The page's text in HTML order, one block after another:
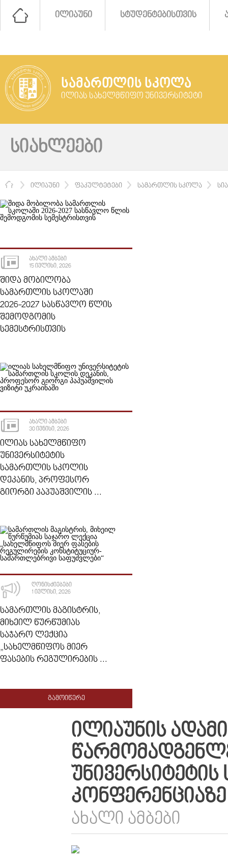
ᲘᲚᲘᲐᲣᲜᲘ ᲡᲢᲣᲓᲔᲜᲢᲔᲑᲘᲡᲗᲕᲘᲡ
ᲡᲐᲛᲐᲠᲗᲚᲘᲡ ᲡᲙᲝᲚᲐ
ᲘᲚᲘᲐᲡ ᲡᲐᲮᲔᲚᲛᲬᲘᲤᲝ ᲣᲜᲘᲕᲔᲠᲡᲘᲢᲔᲢᲘ
ᲡᲘᲐᲮᲚᲔᲔᲑᲘ
ᲛᲗᲐᲕᲐᲠᲘ
ᲘᲚᲘᲐᲣᲜᲘ ᲤᲐᲙᲣᲚᲢᲔᲢᲔᲑᲘ ᲡᲐᲛᲐᲠᲗᲚᲘᲡ ᲡᲙᲝᲚᲐ
ᲐᲮᲐᲚᲘ ᲐᲛᲑᲔᲑᲘ
15 ᲘᲕᲚᲘᲡᲘ, 2026
ᲨᲘᲓᲐ ᲛᲝᲑᲘᲚᲝᲑᲐ
ᲡᲐᲛᲐᲠᲗᲚᲘᲡ ᲡᲙᲝᲚᲐᲨᲘ
2026-2027 ᲡᲐᲡᲬᲐᲕᲚᲝ ᲬᲚᲘᲡ
ᲨᲔᲛᲝᲓᲒᲝᲛᲘᲡ
ᲡᲔᲛᲔᲡᲢᲠᲘᲡᲗᲕᲘᲡ
ᲐᲮᲐᲚᲘ ᲐᲛᲑᲔᲑᲘ
30 ᲘᲕᲜᲘᲡᲘ, 2026
ᲘᲚᲘᲐᲡ ᲡᲐᲮᲔᲚᲛᲬᲘᲤᲝ
ᲣᲜᲘᲕᲔᲠᲡᲘᲢᲔᲢᲘᲡ
ᲡᲐᲛᲐᲠᲗᲚᲘᲡ ᲡᲙᲝᲚᲘᲡ
ᲓᲔᲙᲐᲜᲘᲡ, ᲞᲠᲝᲤᲔᲡᲝᲠ
ᲒᲘᲝᲠᲒᲘ ᲞᲐᲞᲣᲐᲨᲕᲘᲚᲘᲡ ...
ᲦᲝᲜᲘᲡᲫᲘᲔᲑᲔᲑᲘ
1 ᲘᲕᲚᲘᲡᲘ, 2026
ᲡᲐᲛᲐᲠᲗᲚᲘᲡ ᲛᲐᲒᲘᲡᲢᲠᲘᲡ,
ᲛᲘᲮᲔᲘᲚ ᲬᲣᲠᲬᲣᲛᲘᲐᲡ
ᲡᲐᲯᲐᲠᲝ ᲚᲔᲥᲪᲘᲐ
„ᲡᲐᲮᲔᲚᲛᲬᲘᲤᲝᲡ ᲛᲘᲔᲠ
ᲤᲐᲡᲔᲑᲘᲡ ᲠᲔᲒᲣᲚᲘᲠᲔᲑᲘᲡ ...
ᲒᲐᲛᲝᲘᲬᲔᲠᲔ
ᲘᲚᲘᲐᲣᲜᲘᲡ
ᲙᲝᲜᲤᲔᲠᲔᲜᲪᲘᲐᲖᲔ
ᲐᲮᲐᲚᲘ ᲐᲛᲑᲔᲑᲘ